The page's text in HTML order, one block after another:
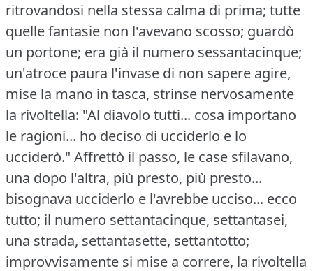
ritrovandosi nella stessa calma di prima; tutte
quelle fantasie non l'avevano scosso; guardò
un portone; era già il numero sessantacinque;
un'atroce paura l'invase di non sapere agire,
mise la mano in tasca, strinse nervosamente
la rivoltella: "Al diavolo tutti... cosa importano
le ragioni... ho deciso di ucciderlo e lo
ucciderò." Affrettò il passo, le case sfilavano,
una dopo l'altra, più presto, più presto...
bisognava ucciderlo e l'avrebbe ucciso... ecco
tutto; il numero settantacinque, settantasei,
una strada, settantasette, settantotto;
improvvisamente si mise a correre, la rivoltella